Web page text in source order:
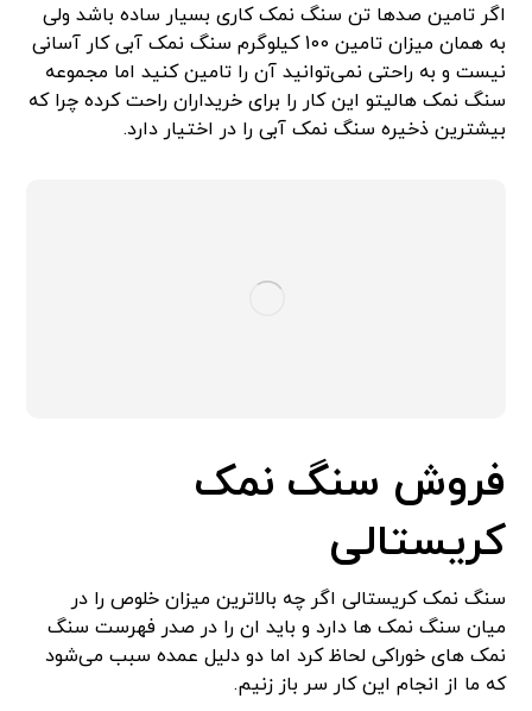
اگر تامین صدها تن سنگ نمک کاری بسیار ساده باشد ولی
به همان میزان تامین 100 کیلوگرم سنگ نمک آبی کار آسانی
نیست و به راحتی نمی‌توانید آن را تامین کنید اما مجموعه
سنگ نمک هالیتو این کار را برای خریداران راحت کرده چرا که
بیشترین ذخیره سنگ نمک آبی را در اختیار دارد.
فروش سنگ نمک
کریستالی
سنگ نمک کریستالی اگر چه بالاترین میزان خلوص را در
میان سنگ نمک ها دارد و باید ان را در صدر فهرست سنگ
نمک های خوراکی لحاظ کرد اما دو دلیل عمده سبب می‌شود
که ما از انجام این کار سر باز زنیم.